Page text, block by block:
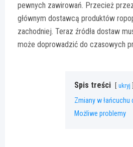
pewnych zawirowań. Przecież
głównym dostawcą produktów
zachodniej. Teraz źródła dostaw
może doprowadzić do czasowych
Spis treści ukryj
Zmiany w
Możliwe problemy